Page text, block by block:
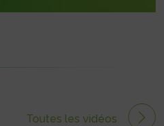
Toutes les vidéos